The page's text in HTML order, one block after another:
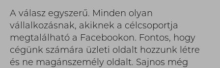
A válasz egyszerű. Minden olyan
vállalkozásnak, akiknek a célcsoportja
megtalálható a Facebookon. Fontos, hogy
cégünk számára üzleti oldalt hozzunk létre
és ne magánszemély oldalt. Sajnos még